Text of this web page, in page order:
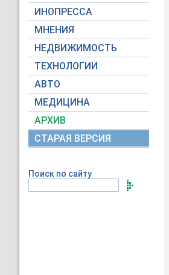
ИНОПРЕССА
МНЕНИЯ
НЕДВИЖИМОСТЬ
ТЕХНОЛОГИИ
АВТО
МЕДИЦИНА
АРХИВ
СТАРАЯ ВЕРСИЯ
Поиск по сайту